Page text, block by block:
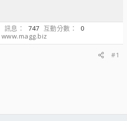
訊息 747 互動分數
0
www.magg.biz
#1